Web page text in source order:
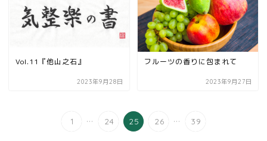
Vol.11『他山之石』
2023年9月28日
フルーツの香りに包まれて
2023年9月27日
1 ... 24 25 26 ... 39